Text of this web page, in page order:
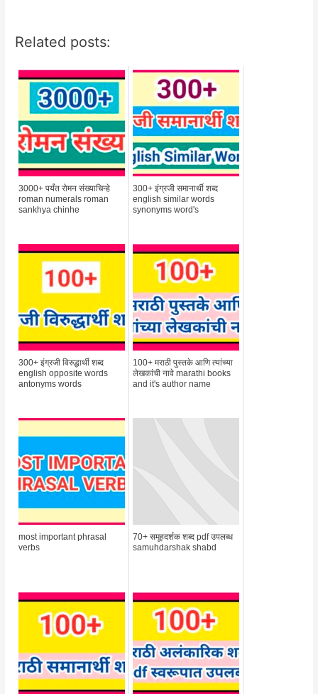
Related posts:
3000+ पर्यंत रोमन संख्याचिन्हे
roman numerals roman
sankhya chinhe
300+ इंग्रजी समानार्थी शब्द
english similar words
synonyms word's
300+ इंग्रजी विरुद्धार्थी शब्द
english opposite words
antonyms words
100+ मराठी पुस्तके आणि त्यांच्या
लेखकांची नावे marathi books
and it's author name
most important phrasal
verbs
70+ समूहदर्शक शब्द pdf उपलब्ध
samuhdarshak shabd